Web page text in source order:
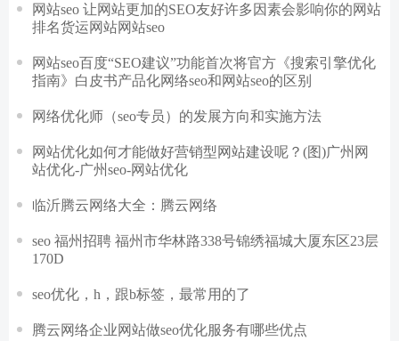
网站seo 让网站更加的SEO友好许多因素会影响你的网站
排名货运网站网站seo
网站seo百度“SEO建议”功能首次将官方《搜索引擎优化
指南》白皮书产品化网络seo和网站seo的区别
网络优化师（seo专员）的发展方向和实施方法
网站优化如何才能做好营销型网站建设呢？(图)广州网
站优化-广州seo-网站优化
临沂腾云网络大全：腾云网络
seo 福州招聘 福州市华林路338号锦绣福城大厦东区23层
170D
seo优化，h，跟b标签，最常用的了
腾云网络企业网站做seo优化服务有哪些优点